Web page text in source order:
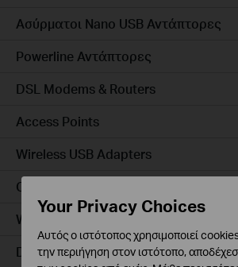
Ασύρματοι Nano USB Αντάπτορες
Powerline Αντάπτορες
DSL Modems & Routers
Access Points
Wireless USB Adapters
Ceiling Mount
Wall Plate
Desktop
Your Privacy Choices
Αυτός ο ιστότοπος χρησιμοποιεί
την περιήγηση στον ιστότοπο,